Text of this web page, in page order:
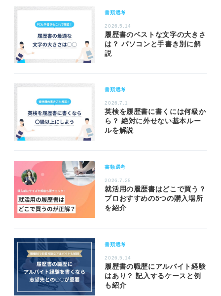
書類選考
2026.5.14
履歴書のベストな文字の大きさ
は？ パソコンと手書き別に解
説
書類選考
2026.7.1
英検を履歴書に書くには何級か
ら？ 絶対に外せない基本ルー
ルを解説
書類選考
2026.7.28
就活用の履歴書はどこで買う？
プロおすすめの5つの購入場所
を紹介
書類選考
2026.5.14
履歴書の職歴にアルバイト経験
はあり？ 記入するケースと例
も紹介